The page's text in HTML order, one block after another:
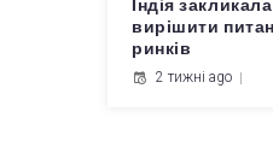
Індія
вирішити
ринків
2 тижні ago